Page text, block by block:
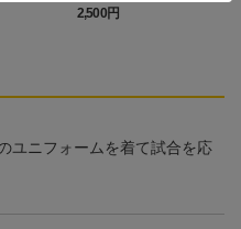
フラー
カチュウ タオルマフラー
2,500円
ユニフォームを着て試合を応